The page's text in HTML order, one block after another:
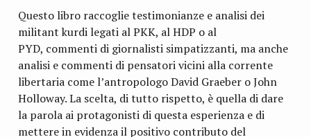
Questo libro raccoglie testimonianze e analisi dei
militant kurdi legati al PKK, al HDP o al
PYD, commenti di giornalisti simpatizzanti, ma anche
analisi e commenti di pensatori vicini alla corrente
libertaria come l’antropologo David Graeber o John
Holloway. La scelta, di tutto rispetto, è quella di dare
la parola ai protagonisti di questa esperienza e di
mettere in evidenza il positivo contributo del